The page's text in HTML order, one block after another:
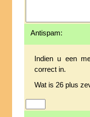
Antispam:
Indien u een
correct in.
Wat is 26 plus